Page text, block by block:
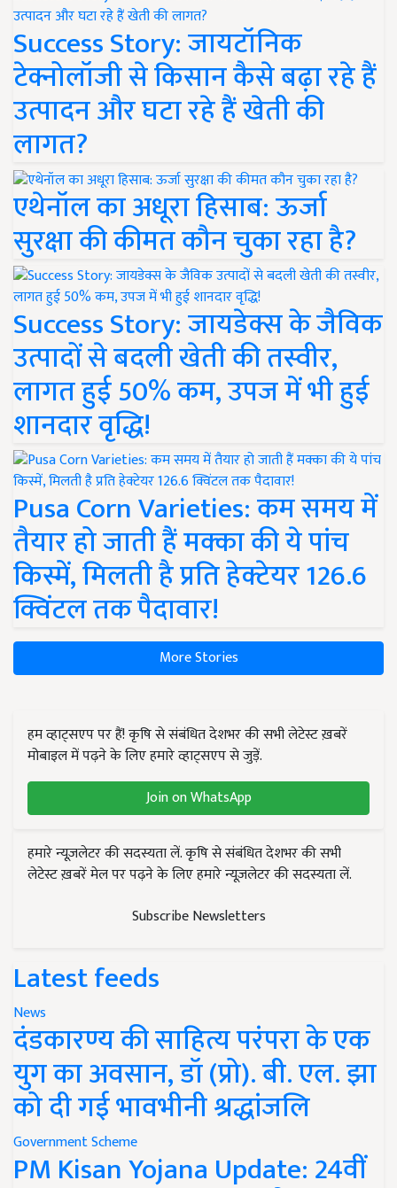
Success Story: जायटॉनिक
टेक्नोलॉजी से किसान कैसे बढ़ा रहे हैं
उत्पादन और घटा रहे हैं खेती की
लागत?
एथेनॉल का अधूरा हिसाब: ऊर्जा
सुरक्षा की कीमत कौन चुका रहा है?
Success Story: जायडेक्स के जैविक
उत्पादों से बदली खेती की तस्वीर,
लागत हुई 50% कम, उपज में भी हुई
शानदार वृद्धि!
Pusa Corn Varieties: कम समय में
तैयार हो जाती हैं मक्का की ये पांच
किस्में, मिलती है प्रति हेक्टेयर 126.6
क्विंटल तक पैदावार!
More Stories
हम व्हाट्सएप पर हैं! कृषि से संबंधित देशभर की सभी लेटेस्ट ख़बरें
मोबाइल में पढ़ने के लिए हमारे व्हाट्सएप से जुड़ें.
Join on WhatsApp
हमारे न्यूज़लेटर की सदस्यता लें. कृषि से संबंधित देशभर की सभी
लेटेस्ट ख़बरें मेल पर पढ़ने के लिए हमारे न्यूज़लेटर की सदस्यता लें.
Subscribe Newsletters
Latest feeds
News
दंडकारण्य की साहित्य परंपरा के एक
युग का अवसान, डॉ (प्रो). बी. एल. झा
को दी गई भावभीनी श्रद्धांजलि
Government Scheme
PM Kisan Yojana Update: 24वीं